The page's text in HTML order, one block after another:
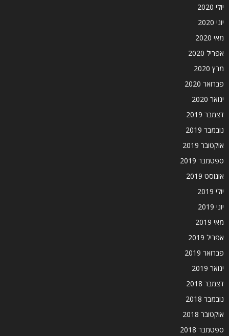
יולי 2020
יוני 2020
מאי 2020
אפריל 2020
מרץ 2020
פברואר 2020
ינואר 2020
דצמבר 2019
נובמבר 2019
אוקטובר 2019
ספטמבר 2019
אוגוסט 2019
יולי 2019
יוני 2019
מאי 2019
אפריל 2019
פברואר 2019
ינואר 2019
דצמבר 2018
נובמבר 2018
אוקטובר 2018
ספטמבר 2018